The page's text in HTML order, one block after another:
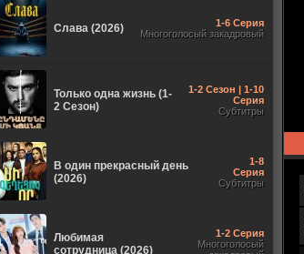
Слава (2026)
1-6 Серия
Многоголосый закадровый
Только одна жизнь (1-
2 Сезон)
1-2 Сезон | 1-10
Серия
Субтитры
В один прекрасный день
(2026)
1-8
Серия
Субтитры
Любимая
сотрудница (2026)
1-2 Серия
Многоголосый